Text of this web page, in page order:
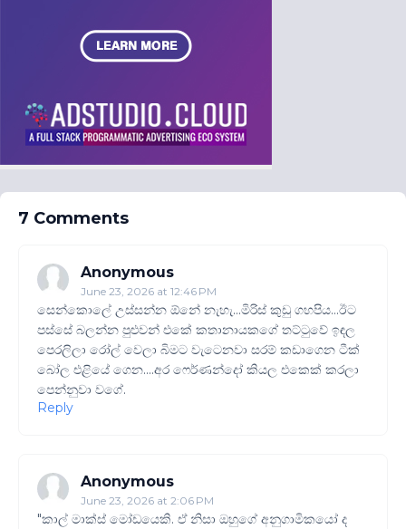
7 Comments
Anonymous
June 23, 2026 at 12:46 PM
සෙන්කොලේ උස්සන්න ඕනේ නැහැ...මිරිස් කුඩු ගහපිය...ඊට
පස්සේ බලන්න පුළුවන් එකේ කතානායකගේ තට්ටුවේ ඉඳල
පෙරලිලා රෝල් වෙලා බිමට වැටෙනවා සරම් කඩාගෙන ටීක්
බෝල එළියේ ගෙන....අර ෆෙර්ණන්දෝ කියල එකෙක් කරලා
පෙන්නුවා වගේ.
Reply
Anonymous
June 23, 2026 at 2:06 PM
"කාල් මාක්ස් මෝඩයෙකි. ඒ නිසා ඔහුගේ අනුගාමිකයෝ ද